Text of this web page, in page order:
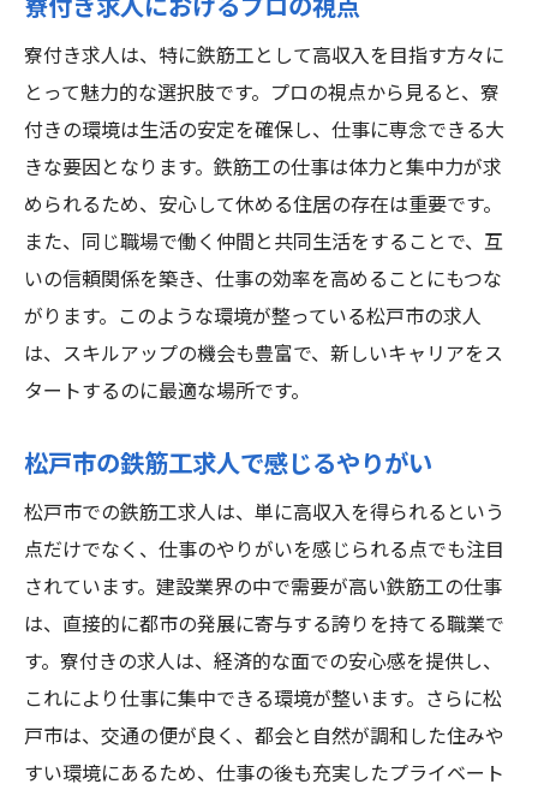
寮付き求人におけるプロの視点
寮付き求人は、特に鉄筋工として高収入を目指す方々に
とって魅力的な選択肢です。プロの視点から見ると、寮
付きの環境は生活の安定を確保し、仕事に専念できる大
きな要因となります。鉄筋工の仕事は体力と集中力が求
められるため、安心して休める住居の存在は重要です。
また、同じ職場で働く仲間と共同生活をすることで、互
いの信頼関係を築き、仕事の効率を高めることにもつな
がります。このような環境が整っている松戸市の求人
は、スキルアップの機会も豊富で、新しいキャリアをス
タートするのに最適な場所です。
松戸市の鉄筋工求人で感じるやりがい
松戸市での鉄筋工求人は、単に高収入を得られるという
点だけでなく、仕事のやりがいを感じられる点でも注目
されています。建設業界の中で需要が高い鉄筋工の仕事
は、直接的に都市の発展に寄与する誇りを持てる職業で
す。寮付きの求人は、経済的な面での安心感を提供し、
これにより仕事に集中できる環境が整います。さらに松
戸市は、交通の便が良く、都会と自然が調和した住みや
すい環境にあるため、仕事の後も充実したプライベート